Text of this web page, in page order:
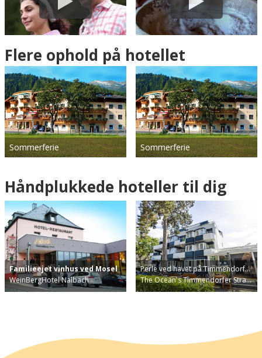
Flere ophold på hotellet
Sommerferie Sommerferie
Håndplukkede hoteller til dig
Familieejet vinhus ved Mosel
WeinBergHotel Nalbach
Perle ved havet på Timmendorf…
The Ocean's Timmendorfer Stra…